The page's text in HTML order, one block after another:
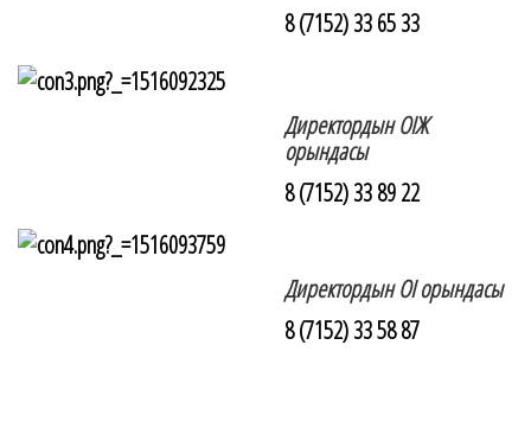
8 (7152) 33 65 33
Директордын ОІЖ
орындасы
8 (7152) 33 89 22
Директордын ОІ орындасы
8 (7152) 33 58 87